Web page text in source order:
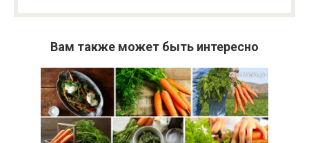
Вам также может быть интересно